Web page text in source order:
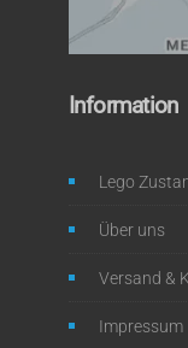
Information
Lego
Über uns
Versand &
Impressum